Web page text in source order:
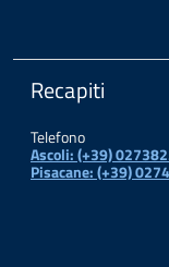
Recapiti
Telefono
Ascoli: (+39)
Pisacane: (+39)